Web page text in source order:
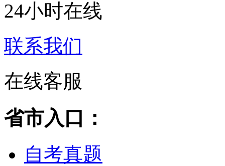
24小时在线
联系我们
在线客服
省市入口：
自考真题